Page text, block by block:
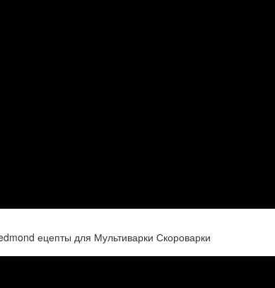
ецепты для Мультиварки Скороварки